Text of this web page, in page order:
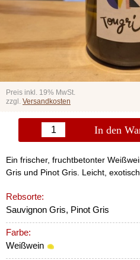
Preis inkl. 19% MwSt.
zzgl. Versandkosten
In den
Ein frischer, fruchtbetonter
Gris und Pinot Gris. Leicht,
Rebsorte:
Sauvignon Gris, Pinot Gris
Farbe:
Weißwein